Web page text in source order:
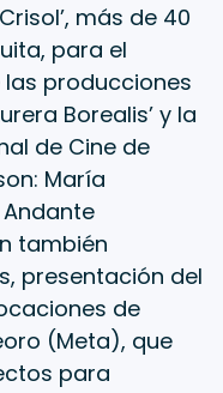
más de 40
para el
las producciones
Borealis’ y la
de Cine de
María
también
presentación del
de
(Meta), que
para